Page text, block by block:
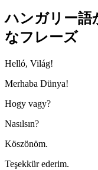
ハンガリー語
なフレーズ
Helló, Világ!
Merhaba Dünya!
Hogy vagy?
Nasılsın?
Köszönöm.
Teşekkür ederim.